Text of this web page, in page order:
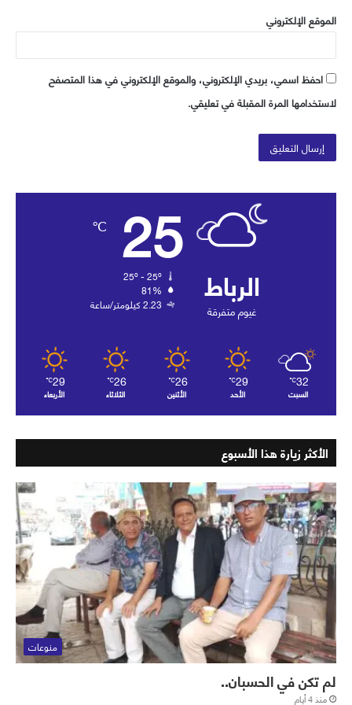
الموقع الإلكتروني
احفظ اسمي، بريدي الإلكتروني، والموقع الإلكتروني في هذا المتصفح
لاستخدامها المرة المقبلة في تعليقي.
الرباط
غيوم متفرقة
25
℃
81%
2.23 كيلومتر/ساعة
32
℃
السبت
29
℃
الأحد
26
℃
الأثنين
26
℃
الثلاثاء
29
℃
الأربعاء
الأكثر زيارة هذا الأسبوع
منوعات
لم تكن في الحسبان..
منذ 4 أيام